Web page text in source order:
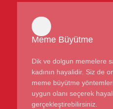
Meme Büyütme
Dik ve dolgun memelere
kadının hayalidir. Siz de
meme büyütme
uygun olanı seçerek
gerçekleştirebilirsiniz.